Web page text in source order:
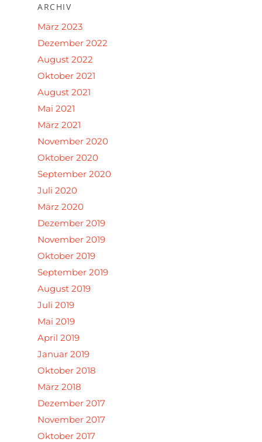
ARCHIV
März 2023
Dezember 2022
August 2022
Oktober 2021
August 2021
Mai 2021
März 2021
November 2020
Oktober 2020
September 2020
Juli 2020
März 2020
Dezember 2019
November 2019
Oktober 2019
September 2019
August 2019
Juli 2019
Mai 2019
April 2019
Januar 2019
Oktober 2018
März 2018
Dezember 2017
November 2017
Oktober 2017